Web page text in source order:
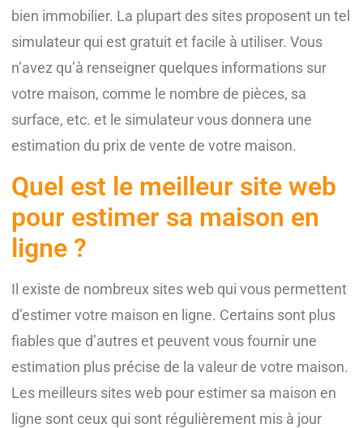
bien immobilier. La plupart des sites proposent un tel
simulateur qui est gratuit et facile à utiliser. Vous
n’avez qu’à renseigner quelques informations sur
votre maison, comme le nombre de pièces, sa
surface, etc. et le simulateur vous donnera une
estimation du prix de vente de votre maison.
Quel est le meilleur site web
pour estimer sa maison en
ligne ?
Il existe de nombreux sites web qui vous permettent
d’estimer votre maison en ligne. Certains sont plus
fiables que d’autres et peuvent vous fournir une
estimation plus précise de la valeur de votre maison.
Les meilleurs sites web pour estimer sa maison en
ligne sont ceux qui sont régulièrement mis à jour